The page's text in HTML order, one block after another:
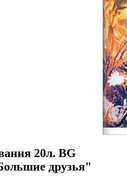
20л. BG
друзья"